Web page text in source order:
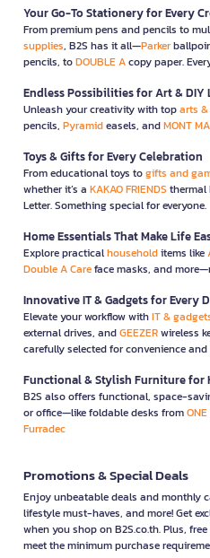
Your Go-To Stationery for Every
From premium pens and pencils to
supplies, B2S has it all—Parker
pencils, toDOUBLE Acopy paper.
Endless Possibilities for Art & DIY
Unleash your creativity with toparts
pencils, Pyramideasels, andMONT
Toys & Gifts for Every Celebration
From educational toys togifts and
whether it’s a KAKAO FRIENDS thermal
Letter. Something special for everyone.
Home Essentials That Make Life
Explore practicalhouseholditems like
Double A Careface masks, and
Innovative IT & Gadgets for Every
Elevate your workflow withIT &
external drives, andGEEZERwireless
carefully selected for convenience and
Functional & Stylish Furniture for
B2S also offers functional, space-
or office—like foldable desks fromONE
Furradec
Promotions & Special Deals
Enjoy unbeatable deals and monthly
lifestyle must-haves, and more! Get
when you shop on B2S.co.th. Plus,
meet the minimum purchase